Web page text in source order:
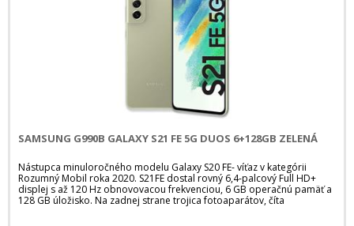
SAMSUNG G990B GALAXY S21 FE 5G DUOS 6+128GB ZELENÁ
Nástupca minuloročného modelu Galaxy S20 FE- víťaz v kategórii
Rozumný Mobil roka 2020. S21FE dostal rovný 6,4-palcový Full HD+
displej s až 120 Hz obnovovacou frekvenciou, 6 GB operačnú pamäť a
128 GB úložisko. Na zadnej strane trojica fotoaparátov, číta